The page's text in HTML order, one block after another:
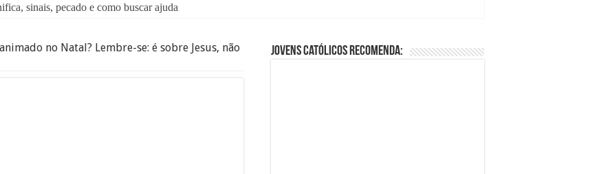
sinais, pecado e como buscar ajuda
Reino Não Terá Fim: O Documentário Que Vai Tocar os Católicos no Cinema
no Natal? Lembre-se: é sobre Jesus, não
Jovens Católicos Recomenda: